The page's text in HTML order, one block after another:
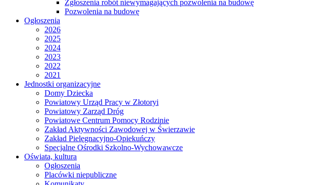
Zgłoszenia robót niewymagających pozwolenia na budowę
Pozwolenia na budowę
Ogłoszenia
2026
2025
2024
2023
2022
2021
Jednostki organizacyjne
Domy Dziecka
Powiatowy Urząd Pracy w Złotoryi
Powiatowy Zarząd Dróg
Powiatowe Centrum Pomocy Rodzinie
Zakład Aktywności Zawodowej w Świerzawie
Zakład Pielęgnacyjno-Opiekuńczy
Specjalne Ośrodki Szkolno-Wychowawcze
Oświata, kultura
Ogłoszenia
Placówki niepubliczne